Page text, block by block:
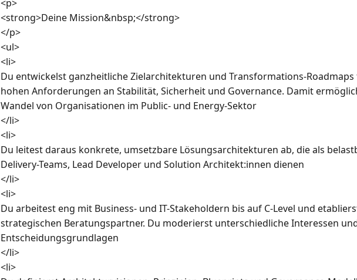
<p>
<strong>Deine Mission&nbsp;</strong>
</p>
<ul>
<li>
Du entwickelst ganzheitliche Zielarchitekturen und Transformations-
hohen Anforderungen an Stabilität, Sicherheit und Governance. Damit
Wandel von Organisationen im Public- und Energy-Sektor
</li>
<li>
Du leitest daraus konkrete, umsetzbare Lösungsarchitekturen ab, die als
Delivery-Teams, Lead Developer und Solution Architekt:innen dienen
</li>
<li>
Du arbeitest eng mit Business- und IT-Stakeholdern bis auf C-Level und
strategischen Beratungspartner. Du moderierst unterschiedliche Interessen
Entscheidungsgrundlagen
</li>
<li>